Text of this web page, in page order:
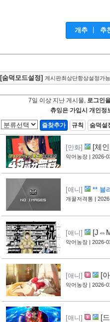
개추 | 추
[숨덕모드설정] 게시판최상단항상설정가능
7일 이상 지난 게시물,
로그인
츄잉은 가입시 개인정
즐찾추가 규칙 숨덕설
[만화] [체
악어농장 | 2026-
[애니] ** 블
개꿀저격통 |
[애니]
악어농장 | 2026-
[애니]
[
개 [2]
악어농장 | 2026-
[애니] [